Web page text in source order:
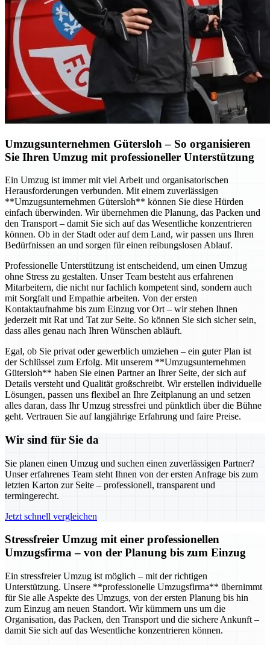
Umzugsunternehmen Gütersloh – So organisieren
Sie Ihren Umzug mit professioneller Unterstützung
Ein Umzug ist immer mit viel Arbeit und organisatorischen
Herausforderungen verbunden. Mit einem zuverlässigen
**Umzugsunternehmen Gütersloh** können Sie diese Hürden
einfach überwinden. Wir übernehmen die Planung, das Packen und
den Transport – damit Sie sich auf das Wesentliche konzentrieren
können. Ob in der Stadt oder auf dem Land, wir passen uns Ihren
Bedürfnissen an und sorgen für einen reibungslosen Ablauf.
Professionelle Unterstützung ist entscheidend, um einen Umzug
ohne Stress zu gestalten. Unser Team besteht aus erfahrenen
Mitarbeitern, die nicht nur fachlich kompetent sind, sondern auch
mit Sorgfalt und Empathie arbeiten. Von der ersten
Kontaktaufnahme bis zum Einzug vor Ort – wir stehen Ihnen
jederzeit mit Rat und Tat zur Seite. So können Sie sich sicher sein,
dass alles genau nach Ihren Wünschen abläuft.
Egal, ob Sie privat oder gewerblich umziehen – ein guter Plan ist
der Schlüssel zum Erfolg. Mit unserem **Umzugsunternehmen
Gütersloh** haben Sie einen Partner an Ihrer Seite, der sich auf
Details versteht und Qualität großschreibt. Wir erstellen individuelle
Lösungen, passen uns flexibel an Ihre Zeitplanung an und setzen
alles daran, dass Ihr Umzug stressfrei und pünktlich über die Bühne
geht. Vertrauen Sie auf langjährige Erfahrung und faire Preise.
Wir sind für Sie da
Sie planen einen Umzug und suchen einen zuverlässigen Partner?
Unser erfahrenes Team steht Ihnen von der ersten Anfrage bis zum
letzten Karton zur Seite – professionell, transparent und
termingerecht.
Jetzt schnell vergleichen
Stressfreier Umzug mit einer professionellen
Umzugsfirma – von der Planung bis zum Einzug
Ein stressfreier Umzug ist möglich – mit der richtigen
Unterstützung. Unsere **professionelle Umzugsfirma** übernimmt
für Sie alle Aspekte des Umzugs, von der ersten Planung bis hin
zum Einzug am neuen Standort. Wir kümmern uns um die
Organisation, das Packen, den Transport und die sichere Ankunft –
damit Sie sich auf das Wesentliche konzentrieren können.